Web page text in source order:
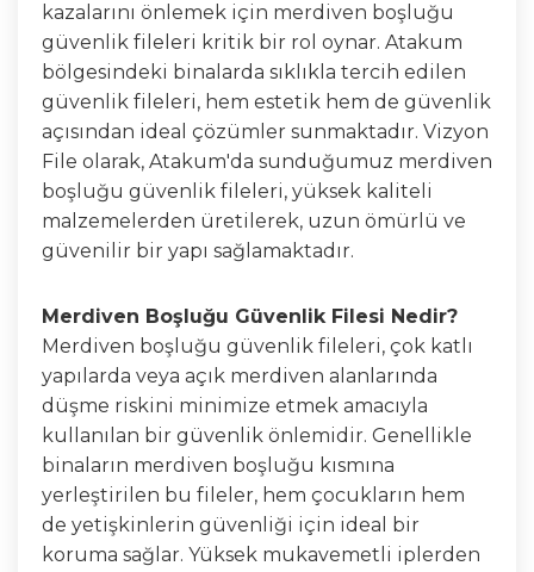
kazalarını önlemek için merdiven boşluğu
güvenlik fileleri kritik bir rol oynar. Atakum
bölgesindeki binalarda sıklıkla tercih edilen
güvenlik fileleri, hem estetik hem de güvenlik
açısından ideal çözümler sunmaktadır. Vizyon
File olarak, Atakum'da sunduğumuz merdiven
boşluğu güvenlik fileleri, yüksek kaliteli
malzemelerden üretilerek, uzun ömürlü ve
güvenilir bir yapı sağlamaktadır.
Merdiven Boşluğu Güvenlik Filesi Nedir?
Merdiven boşluğu güvenlik fileleri, çok katlı
yapılarda veya açık merdiven alanlarında
düşme riskini minimize etmek amacıyla
kullanılan bir güvenlik önlemidir. Genellikle
binaların merdiven boşluğu kısmına
yerleştirilen bu fileler, hem çocukların hem
de yetişkinlerin güvenliği için ideal bir
koruma sağlar. Yüksek mukavemetli iplerden